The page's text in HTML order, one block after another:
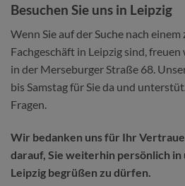
Besuchen Sie uns in Leipzig
Wenn Sie auf der Suche nach einem
Fachgeschäft in Leipzig sind,
in der Merseburger Straße 68.
bis Samstag für Sie da und
Fragen.
Wir bedanken uns für Ihr
darauf, Sie weiterhin persönlich in
Leipzig begrüßen zu dürfen.